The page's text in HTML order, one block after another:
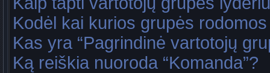
Kodėl kai kurios grupės
Kas yra “Pagrindinė vartotojų
Ką reiškia nuoroda “Komanda”?